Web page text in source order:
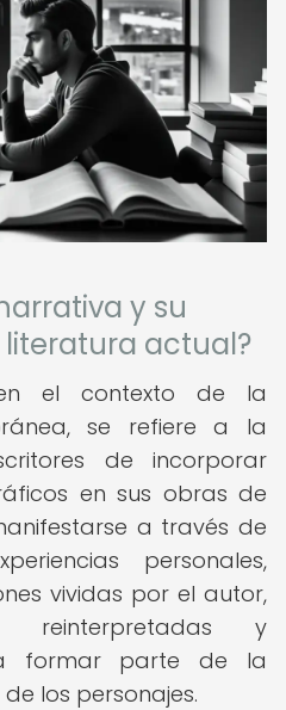
y su
actual?
el contexto de la
se refiere a la
de incorporar
en sus obras de
a través de
personales,
vividas por el autor,
y
formar parte de la
los personajes.